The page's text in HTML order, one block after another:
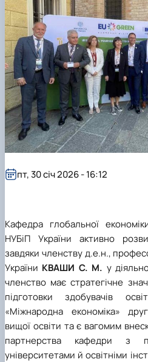
Сторінка аспіранта
Кафедра глобальної
НУБіП України активно
завдяки членству д.е.н.,
України КВАШИ С. М. у
членство має стратегічне
підготовки здобувачів
«Міжнародна економіка»
вищої освіти та є вагомим
партнерства кафедри з
університетами й освітніми
пт, 30 січ 2026 - 16:12